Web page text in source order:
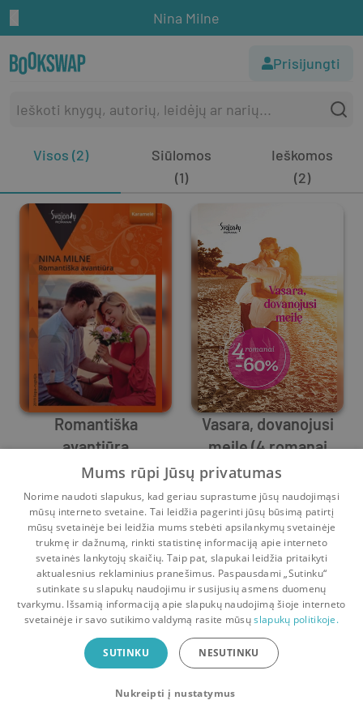
Nina Milne
Prisijungti
Visos (2)
Siūlomos
(1)
Ieškomos
(2)
Romantiška
avantiūra
Nina Milne
1 1
Vasara, dovanojusi
meilę (4 romanai
-60%)
Nina Milne,Maureen Child
0 1
Pradinis Krepšelis Pokalbiai Pranešimai Paskyra
Bookswap programėlė
Mainykis knygomis dar patogiau!
Uždaryti
Mums rūpi Jūsų privatumas
Norime naudoti slapukus, kad geriau suprastume jūsų naudojimąsi
mūsų interneto svetaine. Tai leidžia pagerinti jūsų būsimą patirtį
mūsų svetainėje bei leidžia mums stebėti apsilankymų svetainėje
trukmę ir dažnumą, rinkti statistinę informaciją apie interneto
svetainės lankytojų skaičių. Taip pat, slapukai leidžia pritaikyti
aktualesnius reklaminius pranešimus. Paspausdami „Sutinku“
sutinkate su slapukų naudojimu ir susijusių asmens duomenų
tvarkymu. Išsamią informaciją apie slapukų naudojimą šioje interneto
svetainėje ir savo sutikimo valdymą rasite mūsųslapukų politikoje.
SUTINKU NESUTINKU
Nukreipti į nustatymus